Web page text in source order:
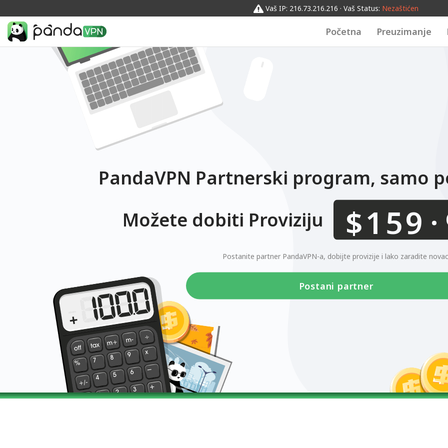
Vaš IP: 216.73.216.216 · Vaš Status: Nezaštićen
Početna Preuzimanje
PandaVPN Partnerski program, samo
Možete dobiti Proviziju
$
01234567890123456789
Postanite partner PandaVPN-a, dobijte provizije i lako zaradite
Postani partner